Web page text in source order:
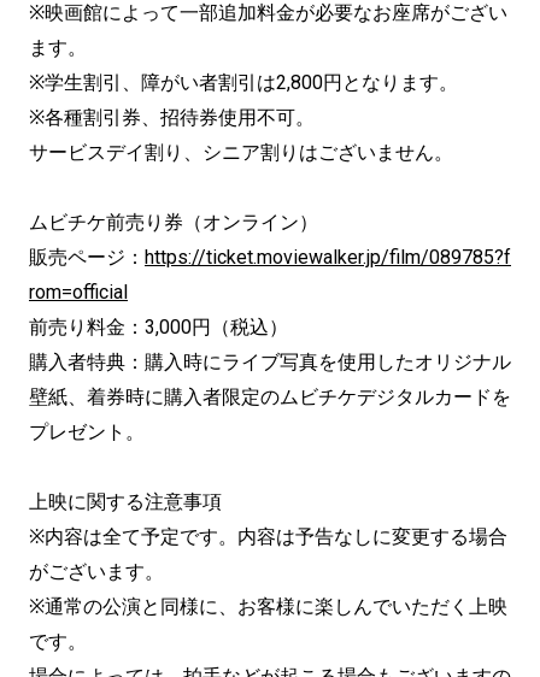
※映画館によって一部追加料金が必要なお座席がござい
ます。
※学生割引、障がい者割引は2,800円となります。
※各種割引券、招待券使用不可。
サービスデイ割り、シニア割りはございません。
ムビチケ前売り券（オンライン）
販売ページ： https://ticket.moviewalker.jp/film/089785?f
rom=official
前売り料金：3,000円（税込）
購入者特典：購入時にライブ写真を使用したオリジナル
壁紙、着券時に購入者限定のムビチケデジタルカードを
プレゼント。
上映に関する注意事項
※内容は全て予定です。内容は予告なしに変更する場合
がございます。
※通常の公演と同様に、お客様に楽しんでいただく上映
です。